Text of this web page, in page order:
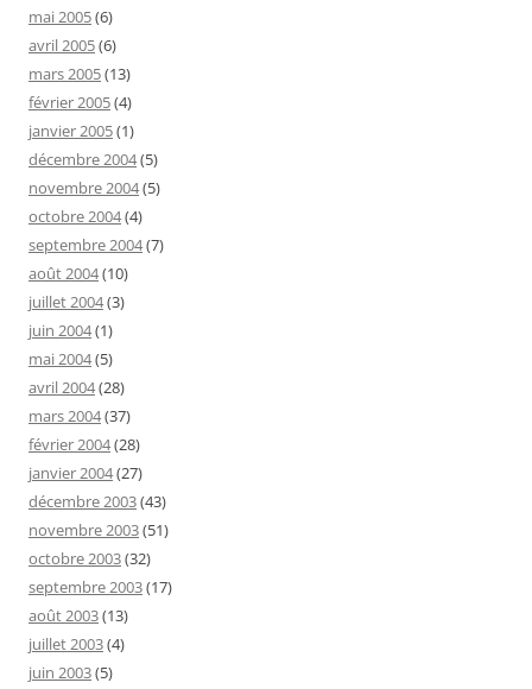
mai 2005(6)
avril 2005(6)
mars 2005(13)
février 2005(4)
janvier 2005(1)
décembre 2004(5)
novembre 2004(5)
octobre 2004(4)
septembre 2004(7)
août 2004(10)
juillet 2004(3)
juin 2004(1)
mai 2004(5)
avril 2004(28)
mars 2004(37)
février 2004(28)
janvier 2004(27)
décembre 2003(43)
novembre 2003(51)
octobre 2003(32)
septembre 2003(17)
août 2003(13)
juillet 2003(4)
juin 2003(5)